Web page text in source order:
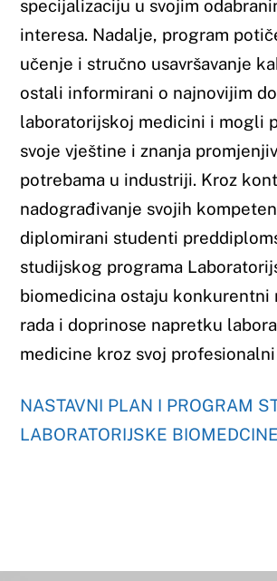
biomedicina ostaju konkurentni na tržištu
rada i doprinose napretku laboratorijske
medicine kroz svoj profesionalni rad.
NASTAVNI PLAN I PROGRAM STUDIJA
LABORATORIJSKE BIOMEDCINE
Sveučilište u Mostaru
Farmaceutski fakultet